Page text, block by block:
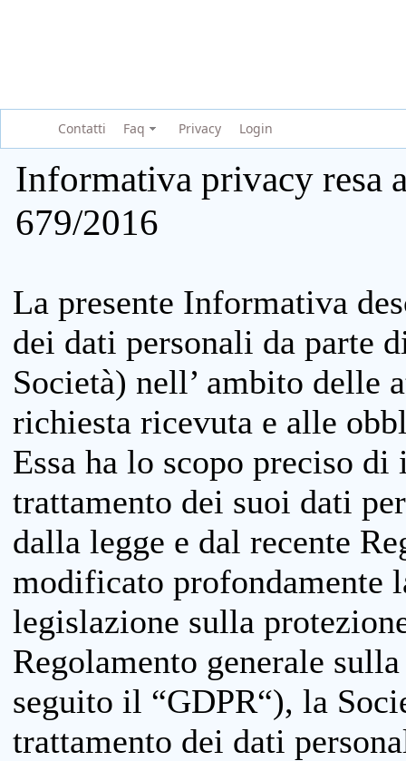
Contatti Faq Privacy Login
Informativa privacy resa
679/2016
La presente Informativa
dei dati personali da parte
Società) nell’ ambito delle
richiesta ricevuta e alle
Essa ha lo scopo preciso
trattamento dei suoi dati
dalla legge e dal recente
modificato profondamente
legislazione sulla
Regolamento generale
seguito il “GDPR“), la
trattamento dei dati